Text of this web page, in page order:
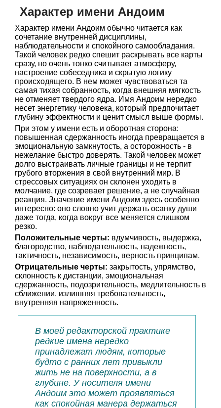
Характер имени Андоим
Характер имени Андоим обычно читается как
сочетание внутренней дисциплины,
наблюдательности и спокойного самообладания.
Такой человек редко спешит раскрывать все карты
сразу, но очень тонко считывает атмосферу,
настроение собеседника и скрытую логику
происходящего. В нем может чувствоваться та
самая тихая собранность, когда внешняя мягкость
не отменяет твердого ядра. Имя Андоим нередко
несет энергетику человека, который предпочитает
глубину эффектности и ценит смысл выше формы.
При этом у имени есть и оборотная сторона:
повышенная сдержанность иногда превращается в
эмоциональную замкнутость, а осторожность - в
нежелание быстро доверять. Такой человек может
долго выстраивать личные границы и не терпит
грубого вторжения в свой внутренний мир. В
стрессовых ситуациях он склонен уходить в
молчание, где созревает решение, а не случайная
реакция. Значение имени Андоим здесь особенно
интересно: оно словно учит держать осанку души
даже тогда, когда вокруг все меняется слишком
резко.
Положительные черты: вдумчивость, выдержка,
благородство, наблюдательность, надежность,
тактичность, независимость, верность принципам.
Отрицательные черты: закрытость, упрямство,
склонность к дистанции, эмоциональная
сдержанность, подозрительность, медлительность в
сближении, излишняя требовательность,
внутренняя напряженность.
В моей редакторской практике
редкие имена нередко
принадлежат людям, которые
будто с ранних лет привыкли
жить не на поверхности, а в
глубине. У носителя имени
Андоим это может проявляться
как спокойная манера держаться